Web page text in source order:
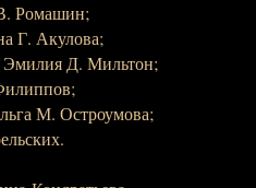
Ромашин;
Г. Акулова;
Д. Мильтон;
М. Остроумова;